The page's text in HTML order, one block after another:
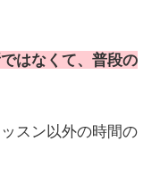
はなくて、普段の
スン以外の時間の